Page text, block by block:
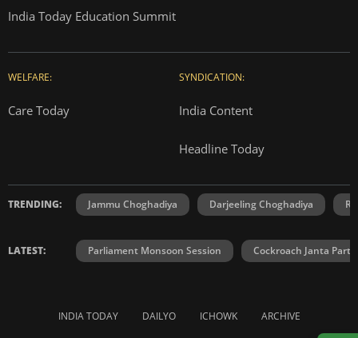
India Today Education Summit
WELFARE:
Care Today
SYNDICATION:
India Content
Headline Today
TRENDING: Jammu Choghadiya Darjeeling Choghadiya
LATEST: Parliament Monsoon Session Cockroach Janta
INDIA TODAY DAILYO ICHOWK ARCHIVE